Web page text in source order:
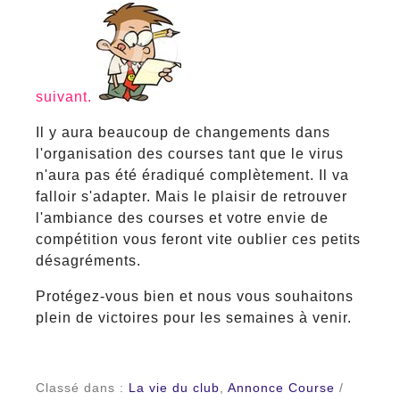
suivant.
Il y aura beaucoup de changements dans
l'organisation des courses tant que le virus
n'aura pas été éradiqué complètement. Il va
falloir s'adapter. Mais le plaisir de retrouver
l'ambiance des courses et votre envie de
compétition vous feront vite oublier ces petits
désagréments.
Protégez-vous bien et nous vous souhaitons
plein de victoires pour les semaines à venir.
Classé dans : La vie du club Annonce Course /